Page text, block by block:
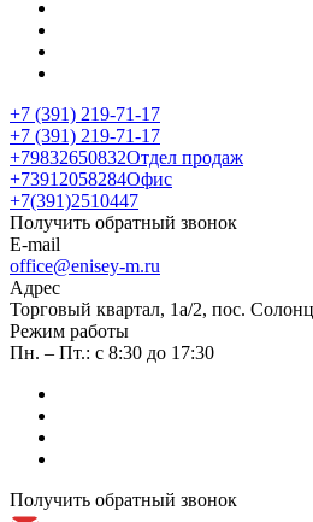
+7 (391) 219-71-17
+7 (391) 219-71-17
+79832650832Отдел продаж
+73912058284Офис
+7(391)2510447
Получить обратный звонок
E-mail
office@enisey-m.ru
Адрес
​Торговый квартал, 1а/2, пос.
Режим работы
Пн. – Пт.: с 8:30 до 17:30
Получить обратный звонок